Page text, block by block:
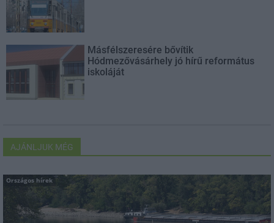
Másfélszeresére bővítik
Hódmezővásárhely jó hírű református
iskoláját
AJÁNLJUK MÉG
Országos hírek